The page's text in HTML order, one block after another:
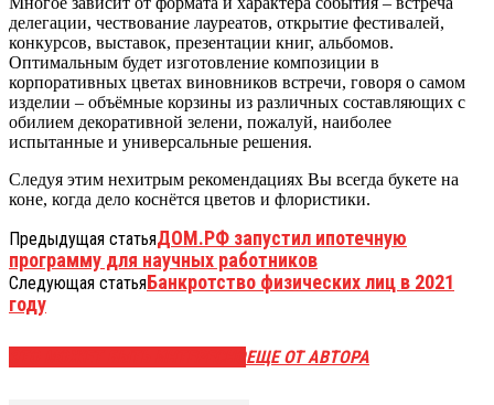
делегации, чествование лауреатов, открытие фестивалей,
конкурсов, выставок, презентации книг, альбомов.
Оптимальным будет изготовление композиции в
корпоративных цветах виновников встречи, говоря о самом
изделии – объёмные корзины из различных составляющих с
обилием декоративной зелени, пожалуй, наиболее
испытанные и универсальные решения.
Следуя этим нехитрым рекомендациях Вы всегда букете на
коне, когда дело коснётся цветов и флористики.
Предыдущая статьяДОМ.РФ запустил ипотечную
программу для научных работников
Следующая статьяБанкротство физических лиц в 2021
году
ЕЩЕ ОТ АВТОРА